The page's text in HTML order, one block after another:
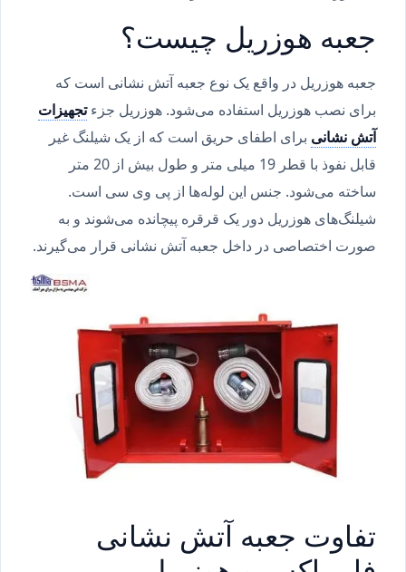
جعبه هوزریل چیست؟
جعبه هوزریل در واقع یک نوع جعبه آتش نشانی است که
برای نصب هوزریل استفاده می‌شود. هوزریل جزءتجهیزات
آتش نشانیبرای اطفای حریق است که از یک شیلنگ‌ غیر
قابل نفوذ با قطر 19 میلی متر و طول بیش از 20 متر
ساخته می‌شود. جنس این لوله‌ها از پی وی سی است.
شیلنگ‌های هوزریل دور یک قرقره پیچانده می‌شوند و به
صورت اختصاصی در داخل جعبه آتش نشانی قرار می‌گیرند.
تفاوت جعبه آتش نشانی